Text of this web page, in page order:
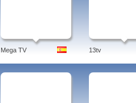
Mega TV 13tv